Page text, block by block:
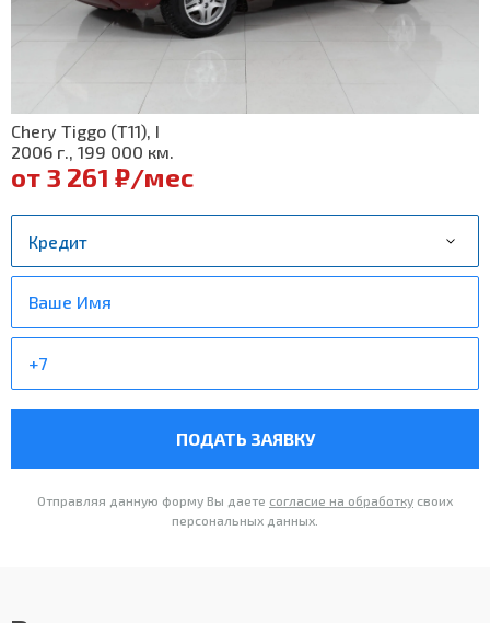
Chery Tiggo (T11), I
2006 г., 199 000 км.
от 3 261 ₽/мес
ПОДАТЬ ЗАЯВКУ
Отправляя данную форму Вы даете согласие на обработку своих
персональных данных.